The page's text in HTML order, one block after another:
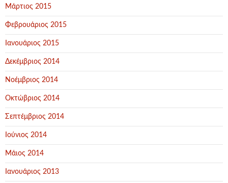
Μάρτιος 2015
Φεβρουάριος 2015
Ιανουάριος 2015
Δεκέμβριος 2014
Νοέμβριος 2014
Οκτώβριος 2014
Σεπτέμβριος 2014
Ιούνιος 2014
Μάιος 2014
Ιανουάριος 2013